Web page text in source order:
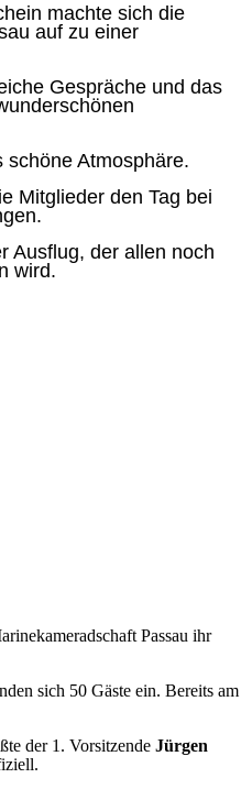
machte sich die
auf zu einer
Gespräche und das
Atmosphäre.
Mitglieder den Tag bei
Ausflug, der allen noch
wird.
Passau ihr
sich 50 Gäste ein. Bereits am
der 1. Vorsitzende Jürgen